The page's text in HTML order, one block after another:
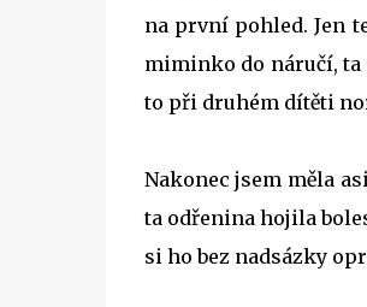
na první pohled. Jen
miminko do náručí, ta
to při druhém dítěti
Nakonec jsem měla
ta odřenina hojila
si ho bez nadsázky